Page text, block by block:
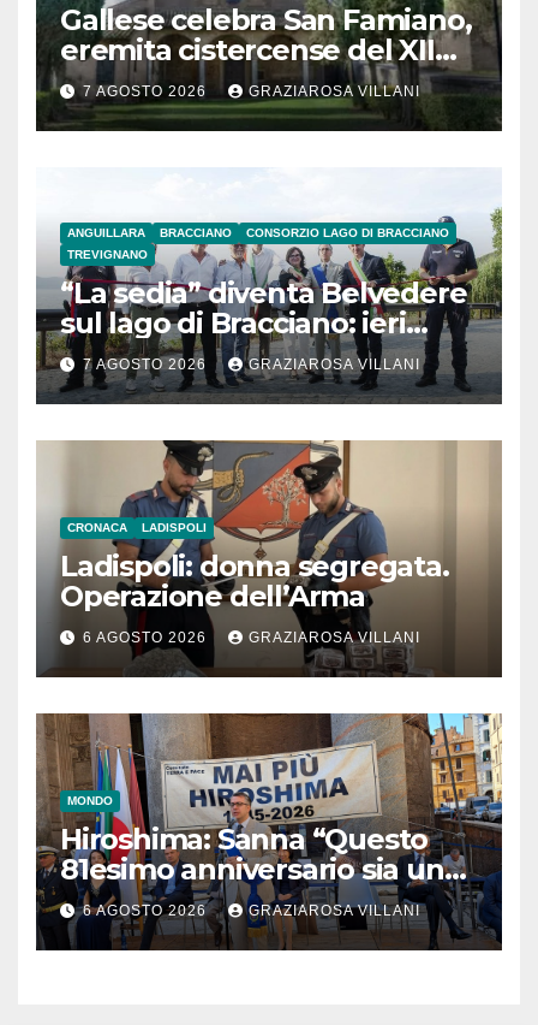
Gallese celebra San Famiano,
eremita cistercense del XII
secolo
7 AGOSTO 2026 GRAZIAROSA VILLANI
ANGUILLARA BRACCIANO
CONSORZIO LAGO DI BRACCIANO
TREVIGNANO
“La sedia” diventa Belvedere
sul lago di Bracciano: ieri
l’inaugurazione
7 AGOSTO 2026 GRAZIAROSA VILLANI
CRONACA LADISPOLI
Ladispoli: donna segregata.
Operazione dell’Arma
6 AGOSTO 2026 GRAZIAROSA VILLANI
MONDO
Hiroshima: Sanna “Questo
81esimo anniversario sia un
monito per tutti”
6 AGOSTO 2026 GRAZIAROSA VILLANI